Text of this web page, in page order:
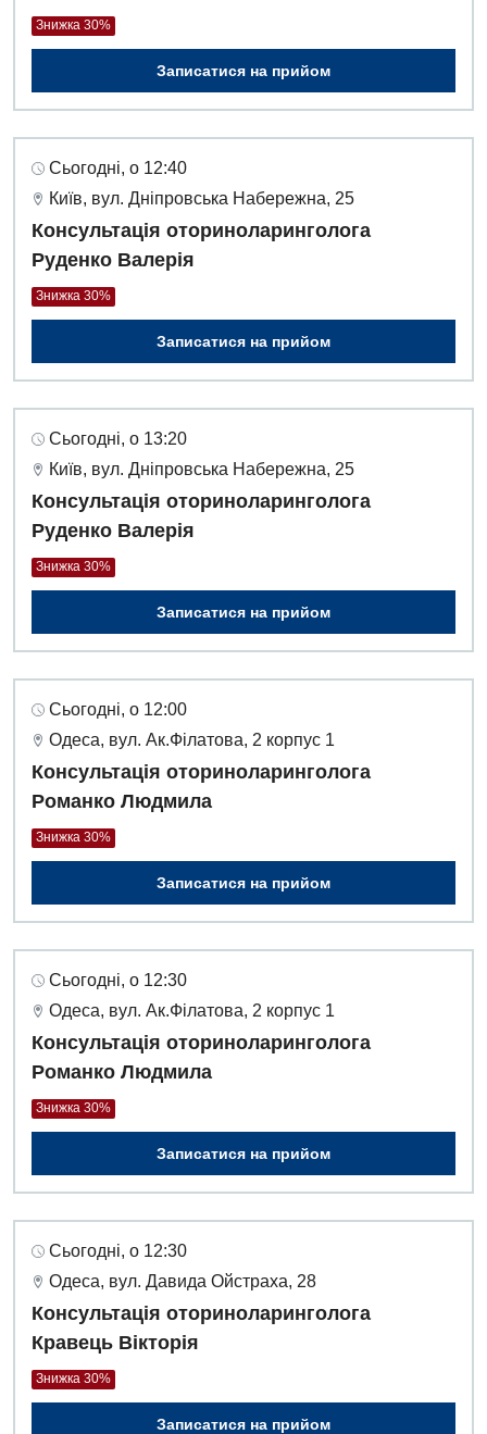
Знижка 30%
Записатися на прийом
Сьогодні, о 12:40
Київ, вул. Дніпровська Набережна, 25
Консультація оториноларинголога
Руденко Валерія
Знижка 30%
Записатися на прийом
Сьогодні, о 13:20
Київ, вул. Дніпровська Набережна, 25
Консультація оториноларинголога
Руденко Валерія
Знижка 30%
Записатися на прийом
Сьогодні, о 12:00
Одеса, вул. Ак.Філатова, 2 корпус 1
Консультація оториноларинголога
Романко Людмила
Знижка 30%
Записатися на прийом
Сьогодні, о 12:30
Одеса, вул. Ак.Філатова, 2 корпус 1
Консультація оториноларинголога
Романко Людмила
Знижка 30%
Записатися на прийом
Сьогодні, о 12:30
Одеса, вул. Давида Ойстраха, 28
Консультація оториноларинголога
Кравець Вікторія
Знижка 30%
Записатися на прийом